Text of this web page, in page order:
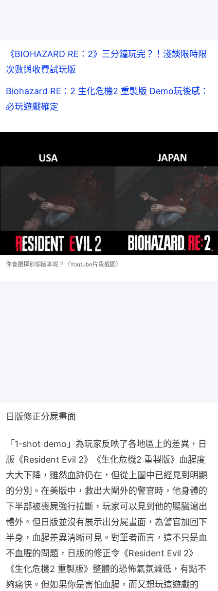
《BIOHAZARD RE：2》三分鐘玩完？！淺談限時限
次數與收費試玩版
Biohazard RE：2 生化危機2 重製版 Demo玩後感：
必玩遊戲確定
你會選擇那個版本呢？（Youtube片段截圖）
日版修正分屍畫面
「1-shot demo」為玩家反映了各地區上的差異，日
版《Resident Evil 2》《生化危機2 重製版》血腥度
大大下降，雖然血跡仍在，但從上圖中已經見到明顯
的分別。在美版中，救出大閘外的警官時，他身體的
下半部被喪屍強行拉斷，玩家可以見到他的腸臟瀉出
體外。但日版並沒有展示出分屍畫面，為警官加回下
半身，血腥差異清晰可見。對筆者而言，這不只是血
不血腥的問題，日版的修正令《Resident Evil 2》
《生化危機2 重製版》整體的恐怖氣氛減低，有點不
夠痛快。但如果你是害怕血腥，而又想玩這遊戲的